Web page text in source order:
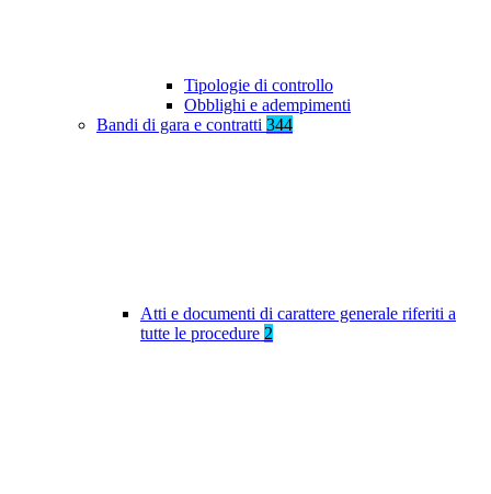
Tipologie di controllo
Obblighi e adempimenti
Bandi di gara e contratti 344
Atti e documenti di carattere generale riferiti a
tutte le procedure 2